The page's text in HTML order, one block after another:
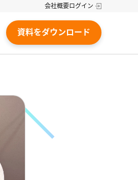
資料をダウンロード
会社概要ログイン